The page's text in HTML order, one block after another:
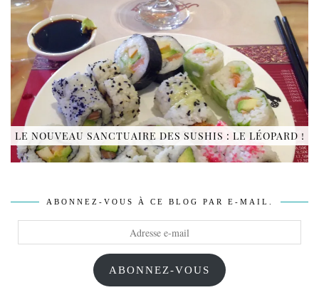
LE NOUVEAU SANCTUAIRE DES SUSHIS : LE LÉOPARD !
ABONNEZ-VOUS À CE BLOG PAR E-MAIL.
ABONNEZ-VOUS